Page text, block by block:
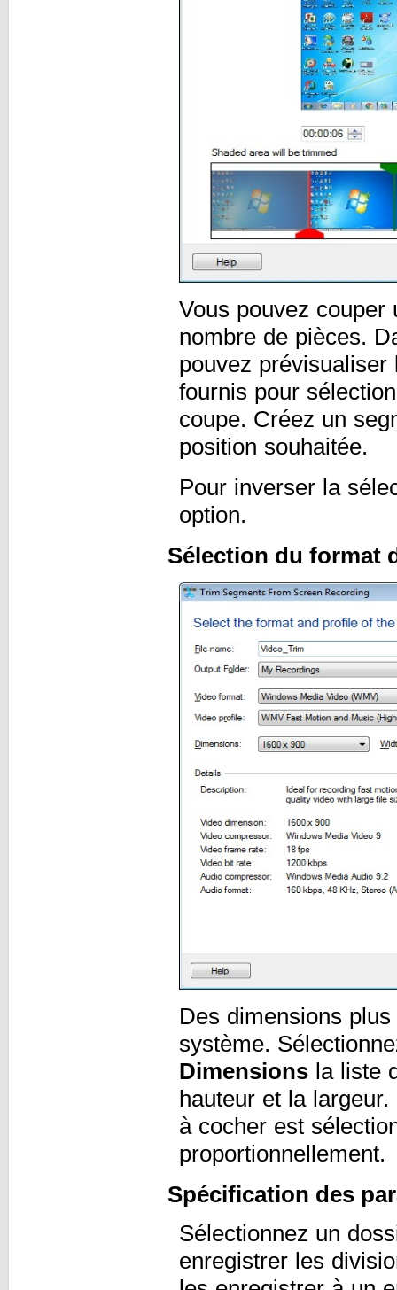
Vous pouvez couper
nombre de pièces.
pouvez
fournis pour
coupe. Créez un
position souhaitée.
Pour inverser la
option.
Sélection du format
Des dimensions
système.
Dimensions la liste
hauteur et la
à cocher est
proportionnellement.
Spécification des
Sélectionnez un
enregistrer les